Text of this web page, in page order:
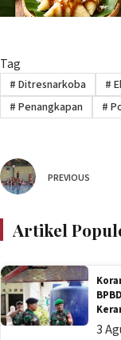
Tag
# Ditresnarkoba #
# Penangkapan #
PREVIOUS
Artikel
3